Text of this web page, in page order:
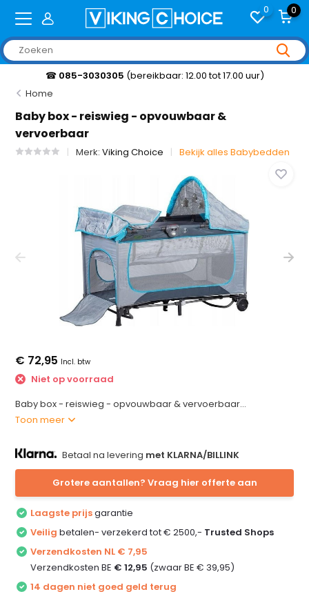
0 0
☎ 085-3030305 (bereikbaar: 12.00 tot 17.00 uur)
Home
Baby box - reiswieg - opvouwbaar &
vervoerbaar
Merk:Viking Choice Bekijk alles Babybedden
€ 72,95 Incl. btw
Niet op voorraad
Baby box - reiswieg - opvouwbaar & vervoerbaar...
Toon meer
Betaal na levering met KLARNA/BILLINK
Grotere aantallen? Vraag hier offerte aan
Laagste prijsgarantie
Veilig betalen- verzekerd tot € 2500,- Trusted Shops
Verzendkosten NL € 7,95
Verzendkosten BE € 12,95 (zwaar BE € 39,95)
14 dagen niet goed geld terug